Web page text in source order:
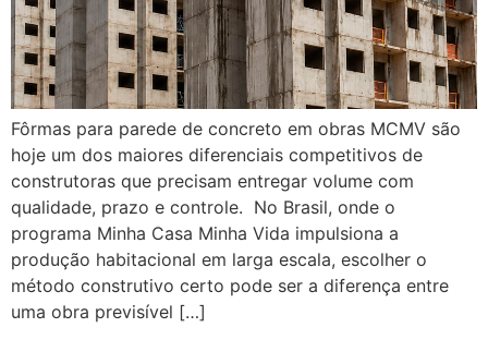
Fôrmas para parede de concreto em obras MCMV são
hoje um dos maiores diferenciais competitivos de
construtoras que precisam entregar volume com
qualidade, prazo e controle. No Brasil, onde o
programa Minha Casa Minha Vida impulsiona a
produção habitacional em larga escala, escolher o
método construtivo certo pode ser a diferença entre
uma obra previsível […]